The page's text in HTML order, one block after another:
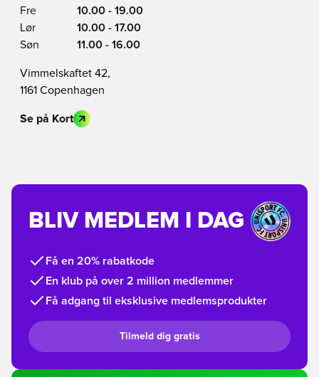
Fre
10.00 - 19.00
Lør
10.00 - 17.00
Søn
11.00 - 16.00
Vimmelskaftet 42,
1161 Copenhagen
Se på Kort
BLIV MEDLEM I DAG
Få en 20% rabatkode
En klub på over 2 million medlemmer
Få adgang til eksklusive medlemsprodukter
Tilmeld dig gratis